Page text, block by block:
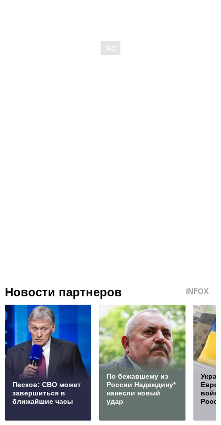
Новости партнеров INFOX
Песков: СВО может
завершиться в
ближайшие часы
По бежавшему из
России Надеждину*
нанесли новый
удар